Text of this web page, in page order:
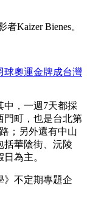
Kaizer Bienes。
球奧運金牌成台灣
中，一週7天都採
門町，也是台北第
；另外還有中山
括華陰街、沅陵
為主。
》不定期專題企